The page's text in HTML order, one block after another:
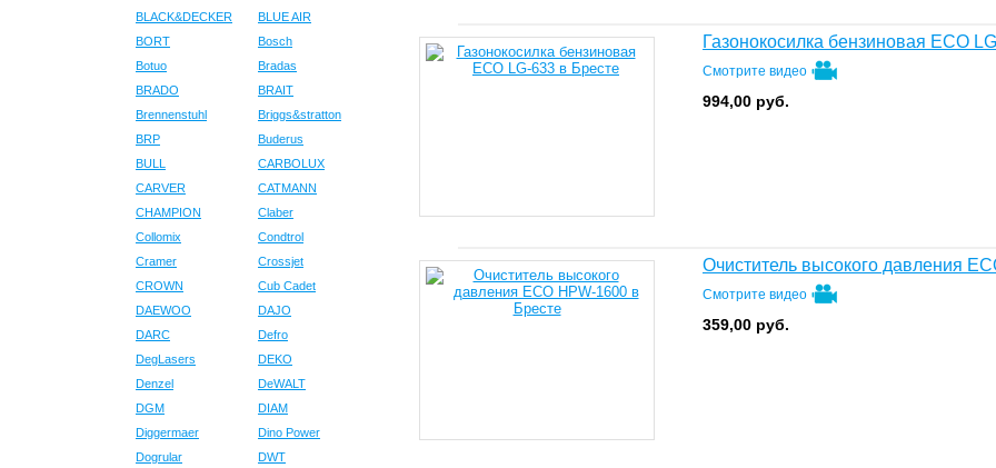
BLACK&DECKER
BLUE AIR
BORT
Bosch
Botuo
Bradas
BRADO
BRAIT
Brennenstuhl
Briggs&stratton
BRP
Buderus
BULL
CARBOLUX
CARVER
CATMANN
CHAMPION
Claber
Collomix
Condtrol
Cramer
Crossjet
CROWN
Cub Cadet
DAEWOO
DAJO
DARC
Defro
DegLasers
DEKO
Denzel
DeWALT
DGM
DIAM
Diggermaer
Dino Power
Dogrular
DWT
Газонокосилка бензиновая ECO
Смотрите видео
994,00 руб.
Очиститель высокого давления
Смотрите видео
359,00 руб.